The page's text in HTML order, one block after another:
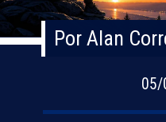
05/
Por Alan
Por Alan